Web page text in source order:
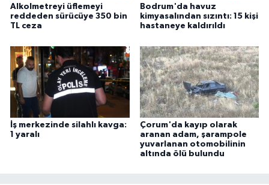
Alkolmetreyi üflemeyi
reddeden sürücüye 350 bin
TL ceza
Bodrum'da havuz
kimyasalından sızıntı: 15 kişi
hastaneye kaldırıldı
İş merkezinde silahlı kavga:
1 yaralı
Çorum'da kayıp olarak
aranan adam, şarampole
yuvarlanan otomobilinin
altında ölü bulundu